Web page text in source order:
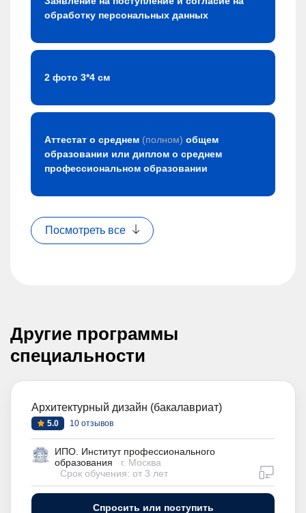
обработку персональных данных
2 фото 3*4 см
Аттестат о среднем (полном) общем
образовании или диплом о среднем
профессиональном образовании
Посмотреть все
Другие программы
специальности
Архитектурный дизайн (бакалавриат)
5.0 10 отзывов
ИПО. Институт профессионального
образования
г. Москва
Срок обучения: от 3 лет
Спросить или поступить